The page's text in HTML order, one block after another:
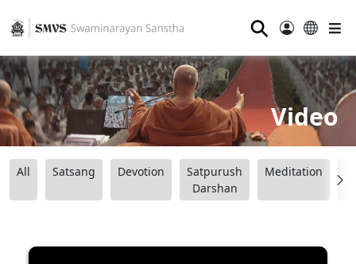
⚲
Video
All Satsang Devotion
Satpurush
Darshan
Meditation